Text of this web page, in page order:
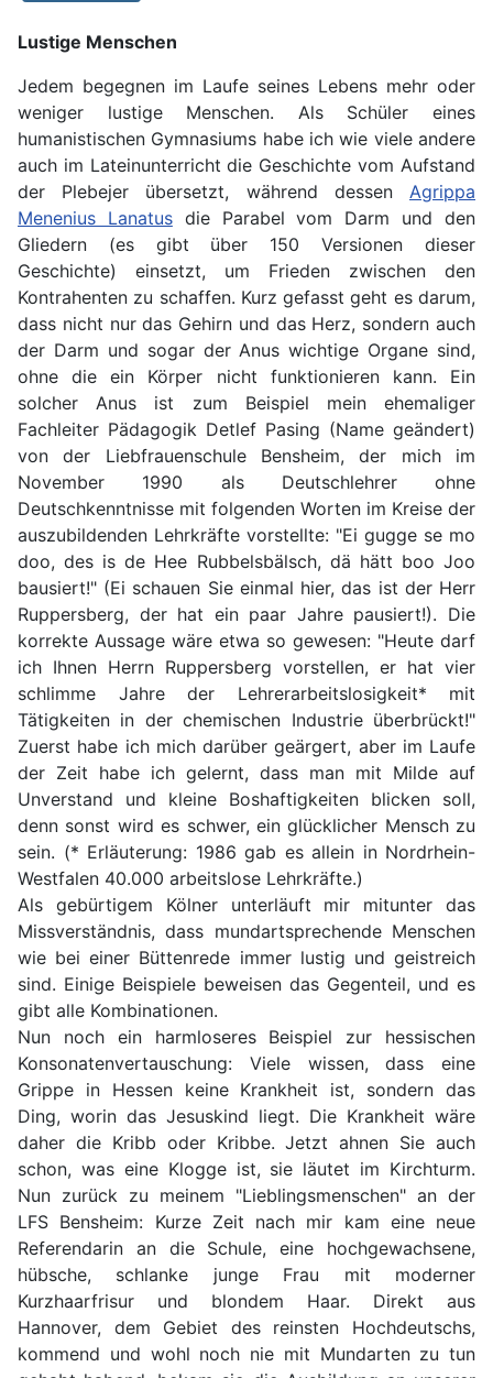
Lustige Menschen
Jedem begegnen im Laufe seines Lebens mehr oder
weniger lustige Menschen. Als Schüler eines
humanistischen Gymnasiums habe ich wie viele andere
auch im Lateinunterricht die Geschichte vom Aufstand
der Plebejer übersetzt, während dessen Agrippa
Menenius Lanatusdie Parabel vom Darm und den
Gliedern (es gibt über 150 Versionen dieser
Geschichte) einsetzt, um Frieden zwischen den
Kontrahenten zu schaffen. Kurz gefasst geht es darum,
dass nicht nur das Gehirn und das Herz, sondern auch
der Darm und sogar der Anus wichtige Organe sind,
ohne die ein Körper nicht funktionieren kann. Ein
solcher Anus ist zum Beispiel mein ehemaliger
Fachleiter Pädagogik Detlef Pasing (Name geändert)
von der Liebfrauenschule Bensheim, der mich im
November 1990 als Deutschlehrer ohne
Deutschkenntnisse mit folgenden Worten im Kreise der
auszubildenden Lehrkräfte vorstellte: "Ei gugge se mo
doo, des is de Hee Rubbelsbälsch, dä hätt boo Joo
bausiert!" (Ei schauen Sie einmal hier, das ist der Herr
Ruppersberg, der hat ein paar Jahre pausiert!). Die
korrekte Aussage wäre etwa so gewesen: "Heute darf
ich Ihnen Herrn Ruppersberg vorstellen, er hat vier
schlimme Jahre der Lehrerarbeitslosigkeit* mit
Tätigkeiten in der chemischen Industrie überbrückt!"
Zuerst habe ich mich darüber geärgert, aber im Laufe
der Zeit habe ich gelernt, dass man mit Milde auf
Unverstand und kleine Boshaftigkeiten blicken soll,
denn sonst wird es schwer, ein glücklicher Mensch zu
sein. (* Erläuterung: 1986 gab es allein in Nordrhein-
Westfalen 40.000 arbeitslose Lehrkräfte.)
Als gebürtigem Kölner unterläuft mir mitunter das
Missverständnis, dass mundartsprechende Menschen
wie bei einer Büttenrede immer lustig und geistreich
sind. Einige Beispiele beweisen das Gegenteil, und es
gibt alle Kombinationen.
Nun noch ein harmloseres Beispiel zur hessischen
Konsonatenvertauschung: Viele wissen, dass eine
Grippe in Hessen keine Krankheit ist, sondern das
Ding, worin das Jesuskind liegt. Die Krankheit wäre
daher die Kribb oder Kribbe. Jetzt ahnen Sie auch
schon, was eine Klogge ist, sie läutet im Kirchturm.
Nun zurück zu meinem "Lieblingsmenschen" an der
LFS Bensheim: Kurze Zeit nach mir kam eine neue
Referendarin an die Schule, eine hochgewachsene,
hübsche, schlanke junge Frau mit moderner
Kurzhaarfrisur und blondem Haar. Direkt aus
Hannover, dem Gebiet des reinsten Hochdeutschs,
kommend und wohl noch nie mit Mundarten zu tun